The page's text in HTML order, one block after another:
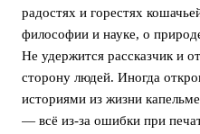
радостях и горестях
философии и науке, о
Не удержится рассказчик и
сторону людей. Иногда
историями из жизни
— всё из-за ошибки при